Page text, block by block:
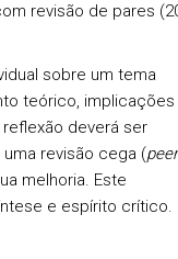
revisão de pares
sobre um tema
teórico, implicações
deverá ser
revisão cega (peer
melhoria. Este
e espírito crítico.